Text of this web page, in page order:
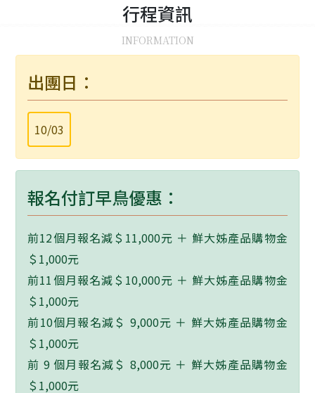
行程資訊
INFORMATION
出團日：
10/03
報名付訂早鳥優惠：
前12個月報名減＄11,000元 ＋ 鮮大姊產品購物金
＄1,000元
前11個月報名減＄10,000元 ＋ 鮮大姊產品購物金
＄1,000元
前10個月報名減＄ 9,000元 ＋ 鮮大姊產品購物金
＄1,000元
前 9 個月報名減＄ 8,000元 ＋ 鮮大姊產品購物金
＄1,000元